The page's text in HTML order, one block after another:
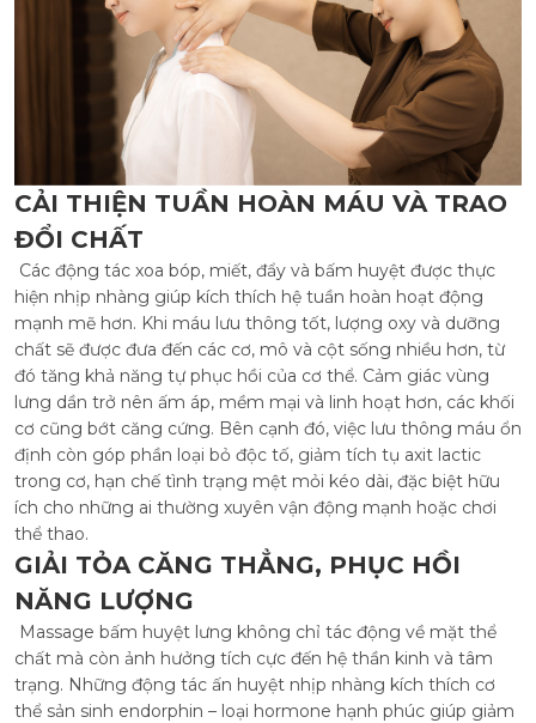
CẢI THIỆN TUẦN HOÀN MÁU VÀ TRAO
ĐỔI CHẤT
Các động tác xoa bóp, miết, đẩy và bấm huyệt được thực
hiện nhịp nhàng giúp kích thích hệ tuần hoàn hoạt động
mạnh mẽ hơn. Khi máu lưu thông tốt, lượng oxy và dưỡng
chất sẽ được đưa đến các cơ, mô và cột sống nhiều hơn, từ
đó tăng khả năng tự phục hồi của cơ thể. Cảm giác vùng
lưng dần trở nên ấm áp, mềm mại và linh hoạt hơn, các khối
cơ cũng bớt căng cứng. Bên cạnh đó, việc lưu thông máu ổn
định còn góp phần loại bỏ độc tố, giảm tích tụ axit lactic
trong cơ, hạn chế tình trạng mệt mỏi kéo dài, đặc biệt hữu
ích cho những ai thường xuyên vận động mạnh hoặc chơi
thể thao.
GIẢI TỎA CĂNG THẲNG, PHỤC HỒI
NĂNG LƯỢNG
Massage bấm huyệt lưng không chỉ tác động về mặt thể
chất mà còn ảnh hưởng tích cực đến hệ thần kinh và tâm
trạng. Những động tác ấn huyệt nhịp nhàng kích thích cơ
thể sản sinh endorphin – loại hormone hạnh phúc giúp giảm